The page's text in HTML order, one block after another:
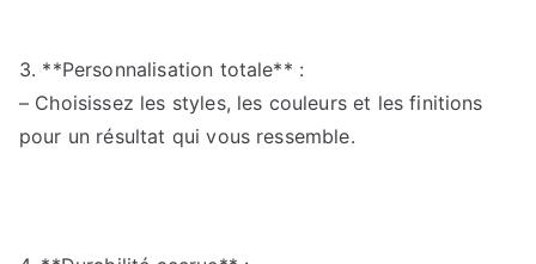
3. **Personnalisation totale** :
– Choisissez les styles, les couleurs et les finitions
pour un résultat qui vous ressemble.